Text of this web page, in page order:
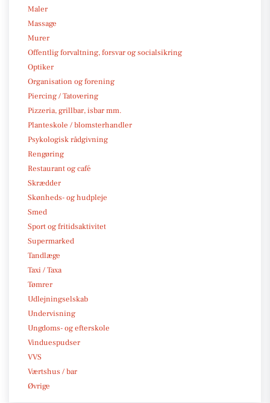
Maler
Massage
Murer
Offentlig forvaltning, forsvar og socialsikring
Optiker
Organisation og forening
Piercing / Tatovering
Pizzeria, grillbar, isbar mm.
Planteskole / blomsterhandler
Psykologisk rådgivning
Rengøring
Restaurant og café
Skrædder
Skønheds- og hudpleje
Smed
Sport og fritidsaktivitet
Supermarked
Tandlæge
Taxi / Taxa
Tømrer
Udlejningselskab
Undervisning
Ungdoms- og efterskole
Vinduespudser
VVS
Værtshus / bar
Øvrige